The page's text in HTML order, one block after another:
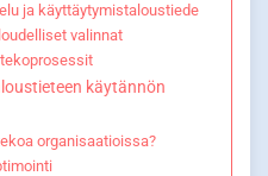
ja käyttäytymistaloustiede
valinnat
käytännön
organisaatioissa?